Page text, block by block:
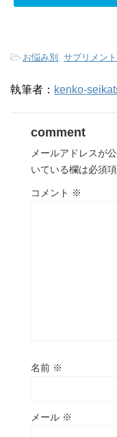
-お悩み別 サプリメント
執筆者： kenko-
comment
メールアドレスが
いている欄は必須
コメント ※
名前 ※
メール ※